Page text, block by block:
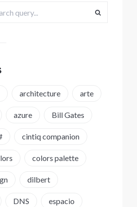
architecture arte
azure Bill Gates
cintiq companion
colors palette
dilbert
DNS espacio